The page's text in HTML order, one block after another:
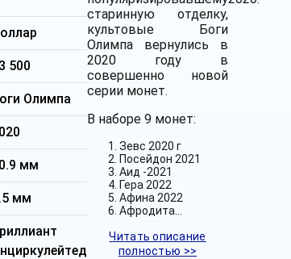
500
Олимпа
мм
мм
старинную отделку,
культовые Боги
Олимпа вернулись в
2020 году в
совершенно новой
серии монет.
В наборе 9 монет:
Зевс 2020 г
Посейдон 2021
Аид -2021
Гера 2022
Афина 2022
Афродита…
Читать описание
полностью >>